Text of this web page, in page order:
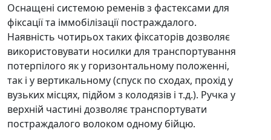
Оснащені системою ременів з фастексами для
фіксації та іммобілізації постраждалого.
Наявність чотирьох таких фіксаторів дозволяє
використовувати носилки для транспортування
потерпілого як у горизонтальному положенні,
так і у вертикальному (спуск по сходах, прохід у
вузьких місцях, підйом з колодязів і т.д.). Ручка у
верхній частині дозволяє транспортувати
постраждалого волоком одному бійцю.